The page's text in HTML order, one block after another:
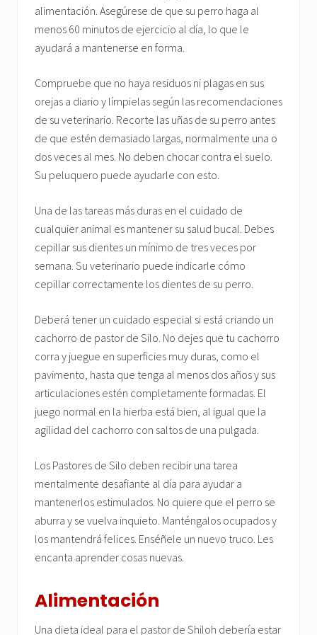
alimentación. Asegúrese de que su perro haga al
menos 60 minutos de ejercicio al día, lo que le
ayudará a mantenerse en forma.
Compruebe que no haya residuos ni plagas en sus
orejas a diario y límpielas según las recomendaciones
de su veterinario. Recorte las uñas de su perro antes
de que estén demasiado largas, normalmente una o
dos veces al mes. No deben chocar contra el suelo.
Su peluquero puede ayudarle con esto.
Una de las tareas más duras en el cuidado de
cualquier animal es mantener su salud bucal. Debes
cepillar sus dientes un mínimo de tres veces por
semana. Su veterinario puede indicarle cómo
cepillar correctamente los dientes de su perro.
Deberá tener un cuidado especial si está criando un
cachorro de pastor de Silo. No dejes que tu cachorro
corra y juegue en superficies muy duras, como el
pavimento, hasta que tenga al menos dos años y sus
articulaciones estén completamente formadas. El
juego normal en la hierba está bien, al igual que la
agilidad del cachorro con saltos de una pulgada.
Los Pastores de Silo deben recibir una tarea
mentalmente desafiante al día para ayudar a
mantenerlos estimulados. No quiere que el perro se
aburra y se vuelva inquieto. Manténgalos ocupados y
los mantendrá felices. Enséñele un nuevo truco. Les
encanta aprender cosas nuevas.
Alimentación
Una dieta ideal para el pastor de Shiloh debería estar